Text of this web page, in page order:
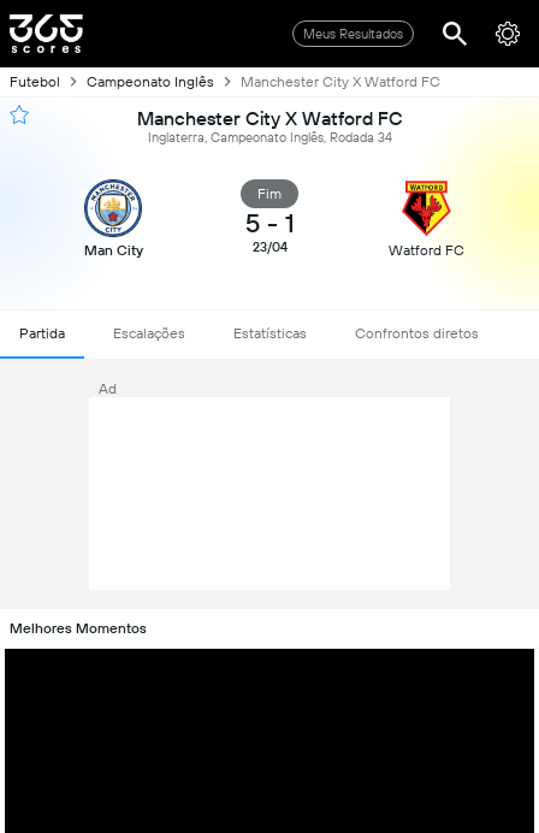
Meus Resultados
Futebol Campeonato Inglês Manchester City X Watford FC
Manchester City X Watford FC
Inglaterra, Campeonato Inglês, Rodada 34
Man City
Fim
5 - 1
23/04 Watford FC
Partida Escalações Estatísticas Confrontos diretos
Ad
Melhores Momentos